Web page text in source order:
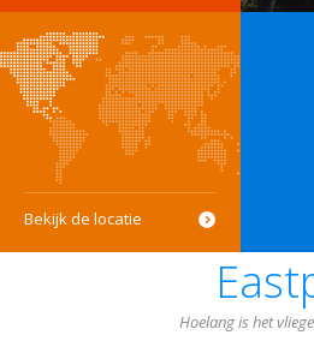
Bekijk de locatie
Hoelang is het